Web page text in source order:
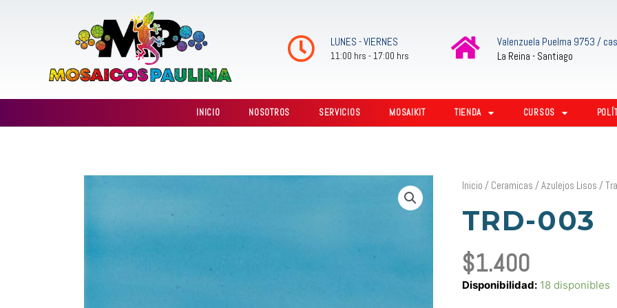
LUNES - VIERNES
11:00 hrs - 17:00 hrs
Valenzuela Puelma 9753 /
La Reina - Santiago
INICIO NOSOTROS SERVICIOS MOSAIKIT TIENDA CURSOS
Inicio / Ceramicas /Azulejos Lisos /
TRD-003
$1.400
Disponibilidad: 18 disponibles
TRD-